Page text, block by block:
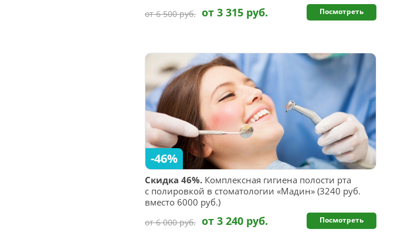
от 6 500 руб. от 3 315 руб. Посмотреть
Скидка 46%. Комплексная гигиена полости рта
с полировкой в стоматологии «Мадин» (3240 руб.
вместо 6000 руб.)
-46%
от 6 000 руб. от 3 240 руб. Посмотреть